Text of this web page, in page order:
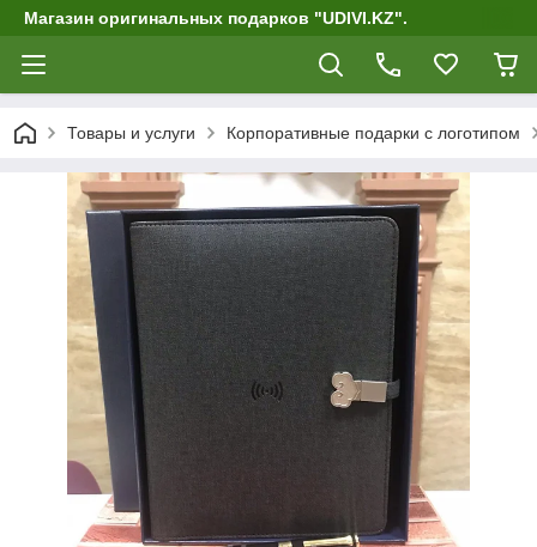
Магазин оригинальных подарков "UDIVI.KZ".
Товары и услуги Корпоративные подарки c логотипом